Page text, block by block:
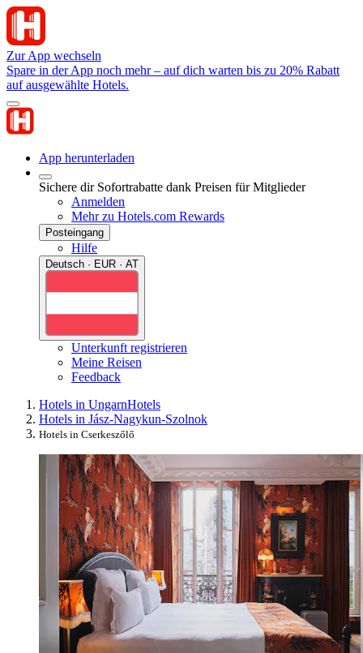
Zur App wechseln
Spare in der App noch mehr – auf dich warten bis zu 20% Rabatt
auf ausgewählte Hotels.
App herunterladen
Sichere dir Sofortrabatte dank Preisen für Mitglieder
Anmelden
Mehr zu Hotels.com Rewards
Posteingang
Hilfe
Deutsch · EUR · AT
Unterkunft registrieren
Meine Reisen
Feedback
Hotels in UngarnHotels
Hotels in Jász-Nagykun-Szolnok
Hotels in Cserkeszőlő